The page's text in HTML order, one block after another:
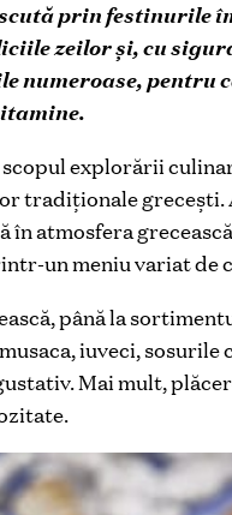
prin festinurile
zeilor și, cu
numeroase, pentru
explorării
tradiţionale grecești.
în atmosfera
un meniu variat de
până la
iuveci,
Mai mult,